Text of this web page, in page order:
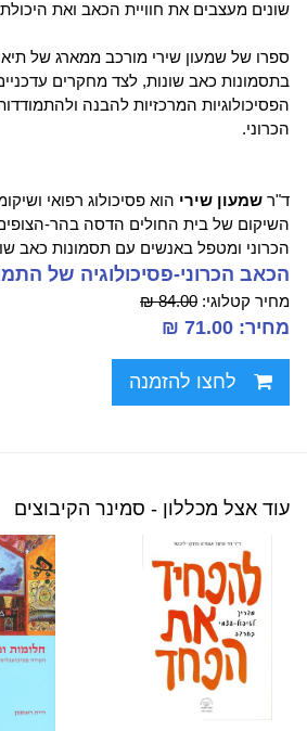
שונים מעצבים את חוויית הכאב ואת
ספרו של שמעון שירי מורכב ממארג של
בתסמונות כאב שונות, לצד מחקרים
הפסיכולוגיות המרכזיות להבנה
הכרוני.
ד"ר שמעון שירי הוא פסיכולוג רפואי
השיקום של בית החולים הדסה בהר-
הכרוני ומטפל באנשים עם תסמונות כאב
הכאב הכרוני-פסיכולוגיה של
מחיר קטלוגי: 84.00 ₪
מחיר: 71.00 ₪
לחצו להזמנה
עוד אצל מכללון - סמינר הקיבוצים